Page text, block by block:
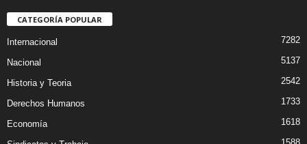
CATEGORÍA POPULAR
Internacional 7282
Nacional 5137
Historia y Teoria 2542
Derechos Humanos 1733
Economía 1618